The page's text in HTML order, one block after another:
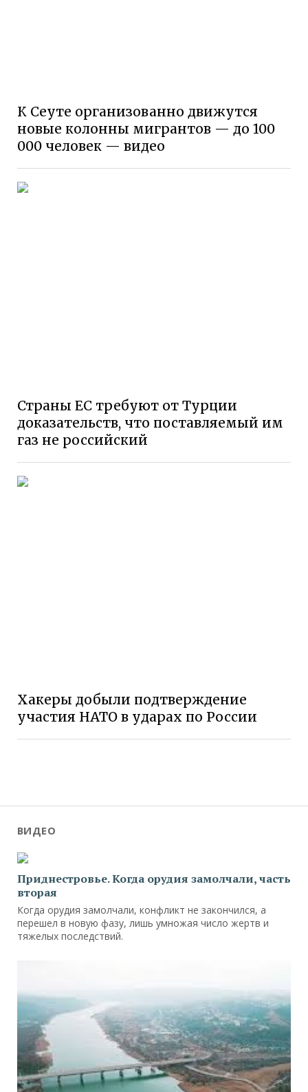
ВИДЕО
Приднестровье. Когда орудия замолчали, часть
вторая
Когда орудия замолчали, конфликт не закончился, а
перешел в новую фазу, лишь умножая число жертв и
тяжелых последствий.
К Сеуте организованно движутся
новые колонны мигрантов — до 100
000 человек — видео
Страны ЕС требуют от Турции
доказательств, что поставляемый им
газ не российский
Хакеры добыли подтверждение
участия НАТО в ударах по России